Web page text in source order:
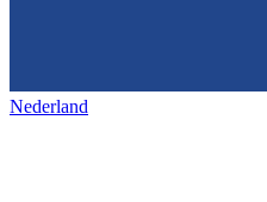
Nederland